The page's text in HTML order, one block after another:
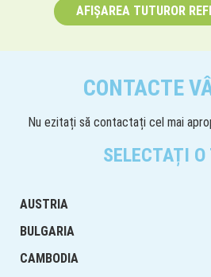
AFIȘAREA TUTUROR
CONTACTE
Nu ezitați să contactați cel mai
SELECTAȚI O
AUSTRIA
BULGARIA
CAMBODIA